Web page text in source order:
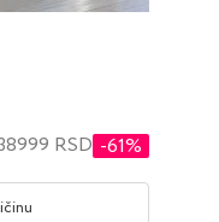
RSD -61%